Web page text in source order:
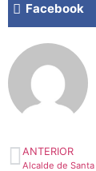
Facebook
ANTERIOR